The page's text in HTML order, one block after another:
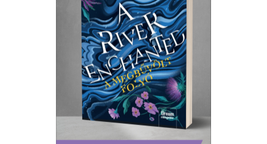
ÁLTALÁNOS SZERZŐDÉSI FELTÉTELEK
ADATKEZELÉSI ÉS ADATVÉDELMI SZABÁLYZAT